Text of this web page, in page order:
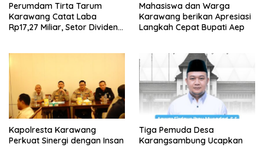
Perumdam Tirta Tarum
Karawang Catat Laba
Rp17,27 Miliar, Setor Dividen
Mahasiswa dan Warga
Karawang berikan Apresiasi
Langkah Cepat Bupati Aep
Kapolresta Karawang
Perkuat Sinergi dengan Insan
Tiga Pemuda Desa
Karangsambung Ucapkan